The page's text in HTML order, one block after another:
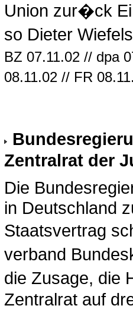
Union zur�ck
so Dieter
BZ 07.11.02 // dpa
08.11.02 // FR
Zentralrat der
Die
in Deutschland
Staatsvertrag
verband
die Zusage,
Zentralrat auf